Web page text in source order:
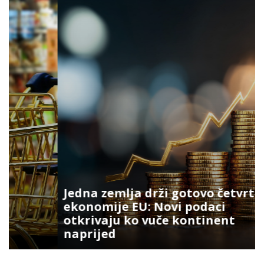
Jedna zemlja drži gotovo četvrtinu
ekonomije EU: Novi podaci
otkrivaju ko vuče kontinent
naprijed